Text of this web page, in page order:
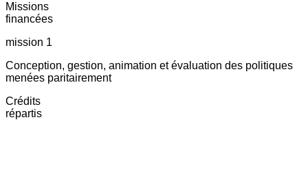
Missions
financées
mission 1
Conception, gestion, animation et évaluation des politiques
menées paritairement
Crédits
répartis